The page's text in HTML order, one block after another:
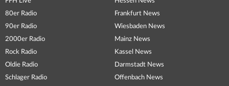
80er Radio
90er Radio
2000er Radio
Rock Radio
Oldie Radio
Schlager Radio
Frankfurt News
Wiesbaden News
Mainz News
Kassel News
Darmstadt News
Offenbach News